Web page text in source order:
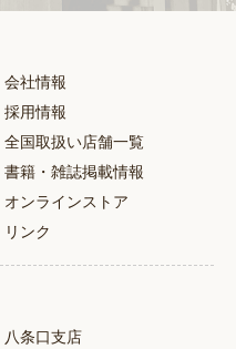
会社情報
採用情報
全国取扱い店舗一覧
書籍・雑誌掲載情報
オンラインストア
リンク
八条口支店